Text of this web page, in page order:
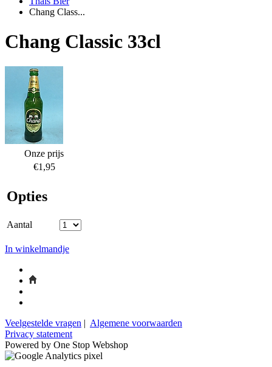
Chang Class...
Chang Classic 33cl
Onze prijs
€1,95
Opties
Aantal
In winkelmandje
Veelgestelde vragen | Algemene voorwaarden
Privacy statement
Powered by One Stop Webshop